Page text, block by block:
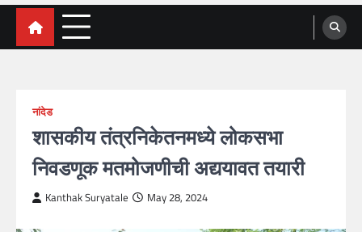
VastavNEWSLive.com
a leading NEWS portal of Maharahstra
नांदेड
शासकीय तंत्रनिकेतनमध्ये लोकसभा
निवडणूक मतमोजणीची अद्ययावत तयारी
Kanthak Suryatale May 28, 2024